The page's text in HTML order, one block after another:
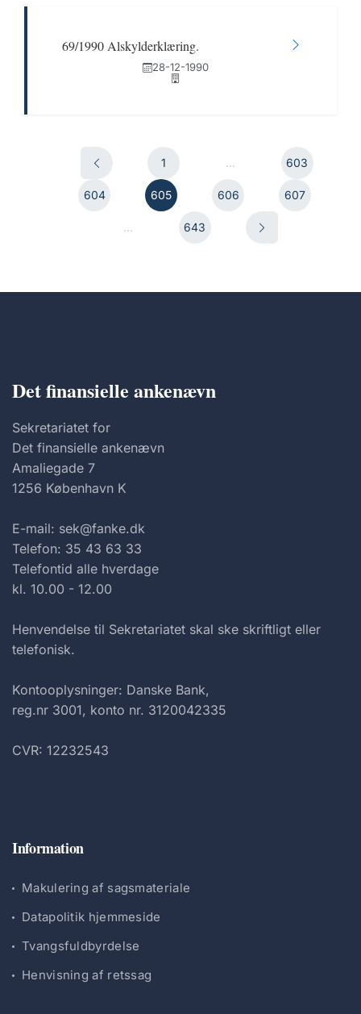
69/1990 Alskylderklæring.
28-12-1990
1 ... 603
604 605 606 607
... 643
Det finansielle ankenævn
Sekretariatet for
Det finansielle ankenævn
Amaliegade 7
1256 København K
E-mail: sek@fanke.dk
Telefon: 35 43 63 33
Telefontid alle hverdage
kl. 10.00 - 12.00
Henvendelse til Sekretariatet skal ske skriftligt eller
telefonisk.
Kontooplysninger: Danske Bank,
reg.nr 3001, konto nr. 3120042335
CVR: 12232543
Information
Makulering af sagsmateriale
Datapolitik hjemmeside
Tvangsfuldbyrdelse
Henvisning af retssag